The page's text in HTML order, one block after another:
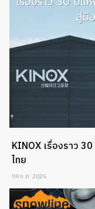
KINOX เรื่องราว
ไทย
09 ก.ค. 2025